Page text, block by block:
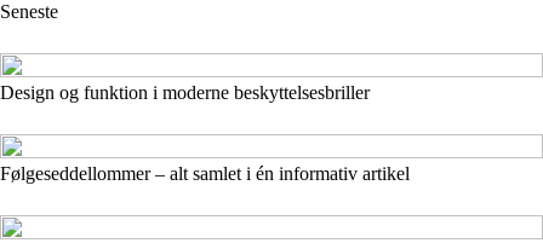
Seneste
Design og funktion i moderne beskyttelsesbriller
Følgeseddellommer – alt samlet i én informativ artikel